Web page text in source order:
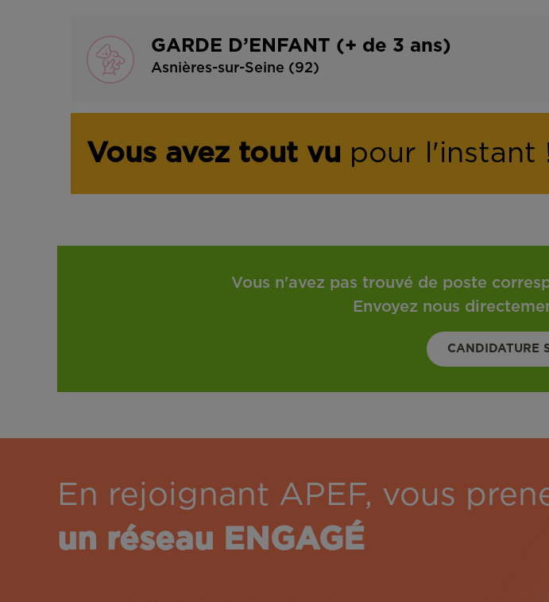
t
a
t
GARDE D’ENFANT (+ de 3 ans)
Asnières-sur-Seine (92)
Vous avez tout vu pour l'instant
Vous n'avez pas trouvé de poste
Envoyez nous
CANDIDATURE
En rejoignant APEF, vous
un réseau ENGAGÉ